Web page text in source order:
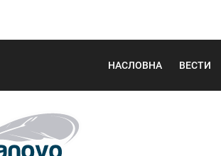
НАСЛОВНА ВЕСТИ